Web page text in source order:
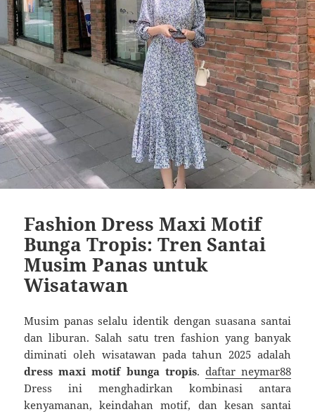
Fashion Dress Maxi Motif
Bunga Tropis: Tren Santai
Musim Panas untuk
Wisatawan
Musim panas selalu identik dengan suasana santai
dan liburan. Salah satu tren fashion yang banyak
diminati oleh wisatawan pada tahun 2025 adalah
dress maxi motif bunga tropis. daftar neymar88
Dress ini menghadirkan kombinasi antara
kenyamanan, keindahan motif, dan kesan santai